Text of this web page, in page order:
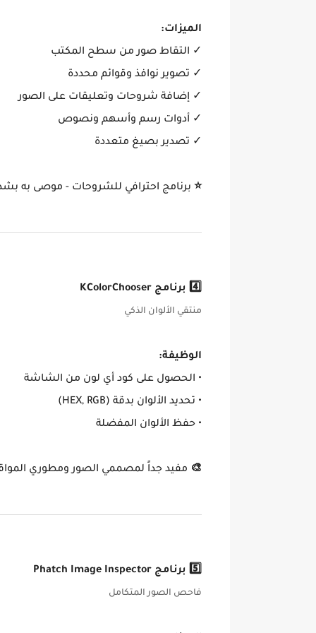
الميزات:
✓ التقاط صور من سطح المكتب
✓ تصوير نوافذ وقوائم محددة
✓ إضافة شروحات وتعليقات على الصور
✓ أدوات رسم وأسهم ونصوص
✓ تصدير بصيغ متعددة
⭐ برنامج احترافي للشروحات - موصى به
4️⃣ برنامج KColorChooser
منتقي الألوان الذكي
الوظيفة:
• الحصول على كود أي لون من الشاشة
• تحديد الألوان بدقة (HEX, RGB)
• حفظ الألوان المفضلة
🎨 مفيد جداً لمصممي الصور ومطوري
5️⃣ برنامج Phatch Image Inspector
فاحص الصور المتكامل